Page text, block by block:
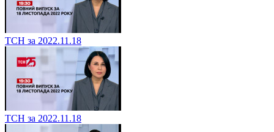
ТСН за 2022.11.18
ТСН за 2022.11.18